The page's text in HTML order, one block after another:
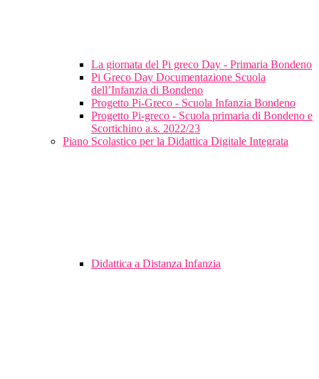
La giornata del Pi greco Day - Primaria Bondeno
Pi Greco Day Documentazione Scuola
dell’Infanzia di Bondeno
Progetto Pi-Greco - Scuola Infanzia Bondeno
Progetto Pi-greco - Scuola primaria di Bondeno e
Scortichino a.s. 2022/23
Piano Scolastico per la Didattica Digitale Integrata
Didattica a Distanza Infanzia